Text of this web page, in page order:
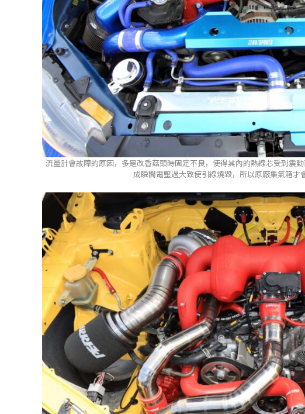
流量計會故障的原因，多是改香菇頭時固定不良，使得其內的熱線芯受到震
成瞬間電壓過大致使引線燒毀，所以原廠集氣箱才